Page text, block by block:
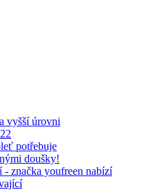
vyšší úrovni
potřebuje
doušky!
- značka youfreen nabízí